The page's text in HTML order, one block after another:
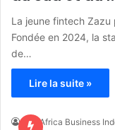
La jeune fintech Zazu
Fondée en 2024, la
de…
Lire la suite »
The Africa Business